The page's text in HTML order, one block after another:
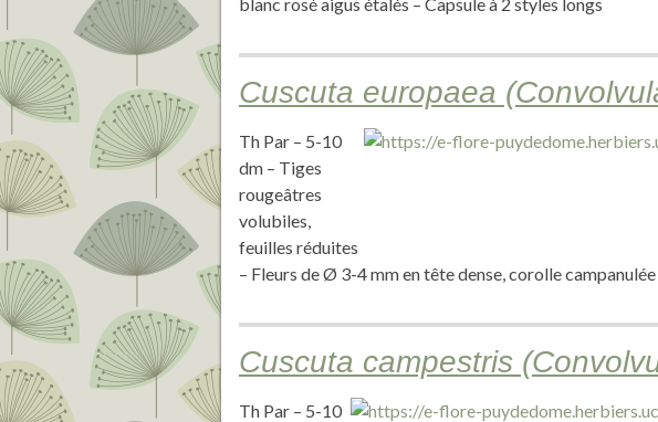
Cuscuta europaea
Th Par – 5-10
dm – Tiges
rougeâtres
volubiles,
feuilles réduites
– Fleurs de Ø 3-4 mm en tête dense, corolle
Cuscuta campestris
Th Par – 5-10